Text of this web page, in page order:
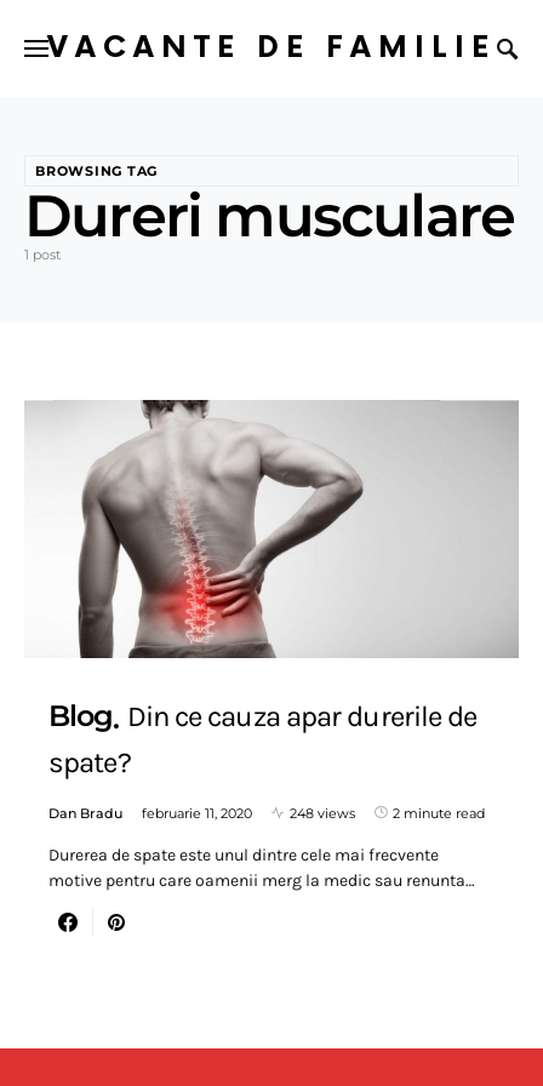
VACANTE DE FAMILIE
BROWSING TAG
Dureri musculare
1 post
Blog Din ce cauza apar durerile de
spate?
Dan Bradu februarie 11, 2020 248 views 2 minute read
Durerea de spate este unul dintre cele mai frecvente
motive pentru care oamenii merg la medic sau renunta…